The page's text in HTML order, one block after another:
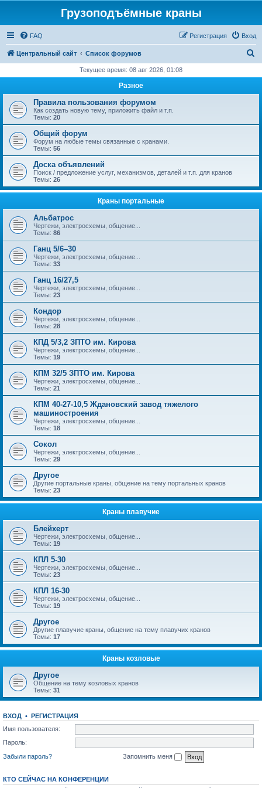
Грузоподъёмные краны
FAQ Вход
Регистрация
Центральный сайт Список форумов
с
Текущее время: 08 авг 2026, 01:08
Разное
Правила пользования форумом
Как создать новую тему, приложить файл и т.п.
Темы: 20
Общий форум
Форум на любые темы связанные с кранами.
Темы: 56
Доска объявлений
Поиск / предложение услуг, механизмов, деталей и т.п. для кранов
Темы: 26
Краны портальные
Альбатрос
Чертежи, электросхемы, общение...
Темы: 86
Ганц 5/6–30
Чертежи, электросхемы, общение...
Темы: 33
Ганц 16/27,5
Чертежи, электросхемы, общение...
Темы: 23
Кондор
Чертежи, электросхемы, общение...
Темы: 28
КПД 5/3,2 ЗПТО им. Кирова
Чертежи, электросхемы, общение...
Темы: 19
КПМ 32/5 ЗПТО им. Кирова
Чертежи, электросхемы, общение...
Темы: 21
КПМ 40-27-10,5 Ждановский завод тяжелого
машиностроения
Чертежи, электросхемы, общение...
Темы: 18
Сокол
Чертежи, электросхемы, общение...
Темы: 29
Другое
Другие портальные краны, общение на тему портальных кранов
Темы: 23
Краны плавучие
Блейхерт
Чертежи, электросхемы, общение...
Темы: 19
КПЛ 5-30
Чертежи, электросхемы, общение...
Темы: 23
КПЛ 16-30
Чертежи, электросхемы, общение...
Темы: 19
Другое
Другие плавучие краны, общение на тему плавучих кранов
Темы: 17
Краны козловые
Другое
Общение на тему козловых кранов
Темы: 31
ВХОД • РЕГИСТРАЦИЯ
Имя пользователя:
Пароль:
Забыли пароль?
Запомнить меня
КТО СЕЙЧАС НА КОНФЕРЕНЦИИ